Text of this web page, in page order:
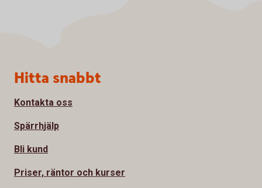
Sidfot
Hitta snabbt
Kontakta oss
Spärrhjälp
Bli kund
Priser, räntor och kurser